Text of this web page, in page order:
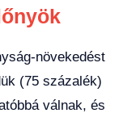
növekedést
(75 százalék)
válnak, és